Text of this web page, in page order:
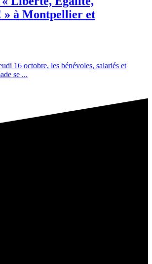
» à Montpellier et
16 octobre, les bénévoles, salariés et
se ...